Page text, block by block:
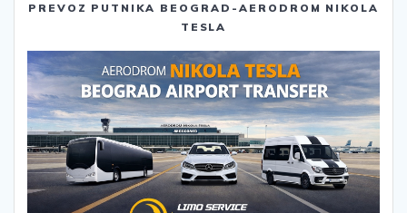
PREVOZ PUTNIKA BEOGRAD-AERODROM NIKOLA
TESLA